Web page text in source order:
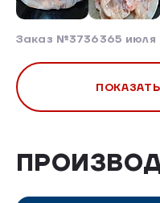
Заказ №3736365 июля